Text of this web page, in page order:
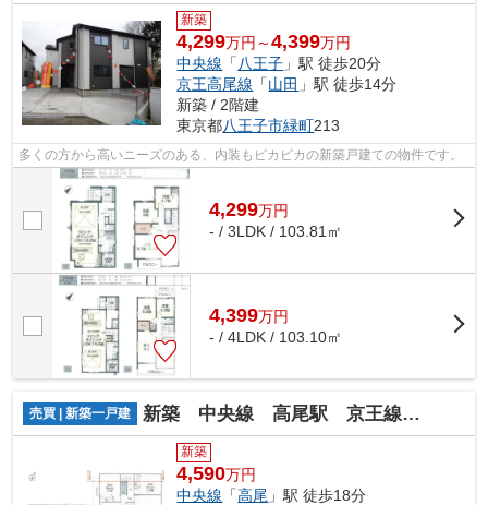
新築
4,299万円～4,399万円
中央線 「 八王子 」駅 徒歩20分
京王高尾線 「山田 」駅 徒歩14分
新築 / 2階建
東京都八王子市緑町213
多くの方から高いニーズのある、内装もピカピカの新築戸建ての物件です。
4,299万円
- / 3LDK / 103.81㎡
4,399万円
- / 4LDK / 103.10㎡
売買 | 新築一戸建 新築 中央線 高尾駅 京王線 狭間駅 東浅川町
新築
4,590万円
中央線 「高尾 」駅 徒歩18分